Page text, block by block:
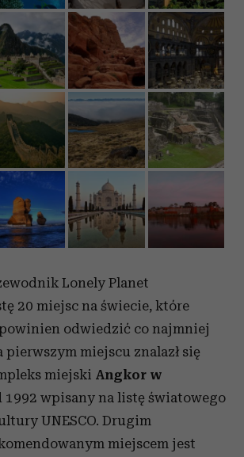
Lonely Planet
20 miejsc na świecie, które
odwiedzić co najmniej
pierwszym miejscu znalazł się
miejski Angkor w
1992 wpisany na listę światowego
UNESCO. Drugim
miejscem jest